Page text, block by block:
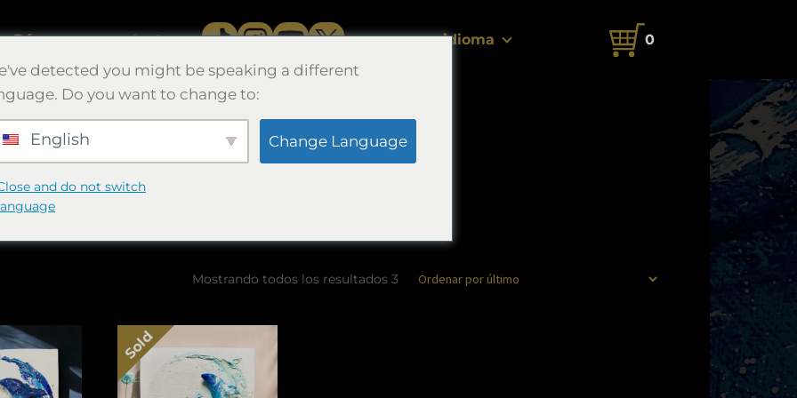
Póngase en contacto con idioma 0
Sculpture
Mostrando todos los resultados 3
Sold
detected you might be speaking a different
Do you want to change to:
English Change Language
and do not switch